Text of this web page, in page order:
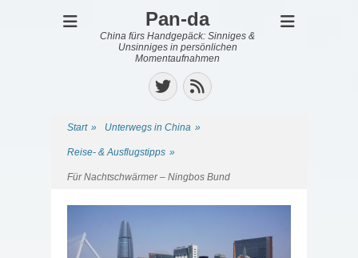
Pan-da
China fürs Handgepäck: Sinniges &
Unsinniges in persönlichen
Momentaufnahmen
Twitter
Feed
Start » Unterwegs in China »
Reise- & Ausflugstipps »
Für Nachtschwärmer – Ningbos Bund